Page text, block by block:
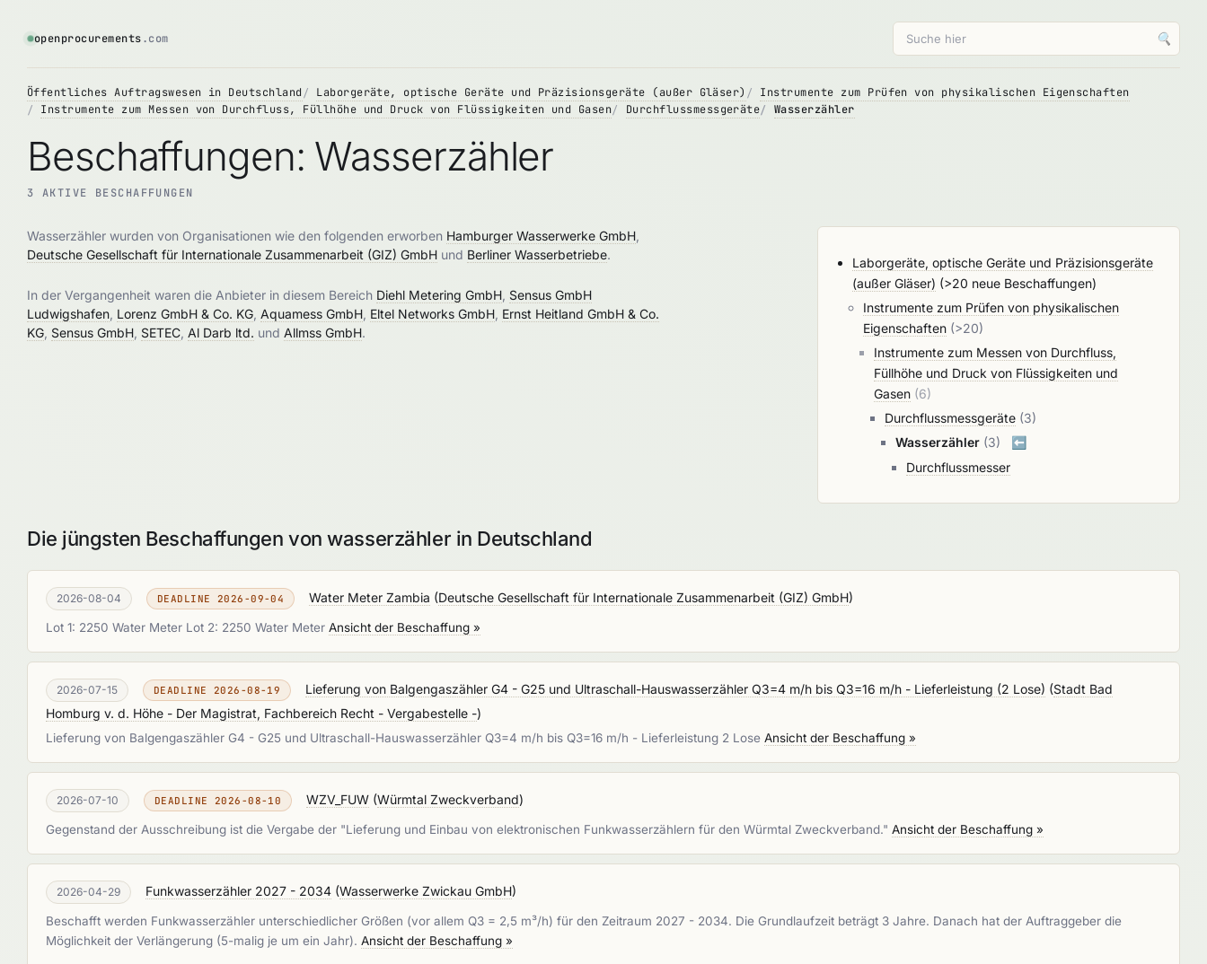
openprocurements.com 🔍
Öffentliches Auftragswesen in Deutschland Laborgeräte, optische Geräte und Präzisionsgeräte (außer Gläser)
Instrumente zum Prüfen von physikalischen Eigenschaften
Instrumente zum Messen von Durchfluss, Füllhöhe und Druck von Flüssigkeiten und Gasen
Durchflussmessgeräte Wasserzähler
Beschaffungen: Wasserzähler
3 AKTIVE BESCHAFFUNGEN
Wasserzähler wurden von Organisationen wie den folgenden erworben Hamburger Wasserwerke GmbH
Deutsche Gesellschaft für Internationale Zusammenarbeit (GIZ) GmbH und Berliner Wasserbetriebe.
In der Vergangenheit waren die Anbieter in diesem Bereich Diehl Metering GmbH Sensus GmbH
Ludwigshafen Lorenz GmbH & Co. KG Aquamess GmbH Eltel Networks GmbH Ernst Heitland GmbH & Co.
KG Sensus GmbH SETEC Al Darb ltd. und Allmss GmbH.
Laborgeräte, optische Geräte und Präzisionsgeräte
(außer Gläser) (>20 neue Beschaffungen)
Instrumente zum Prüfen von physikalischen
Eigenschaften(>20)
Instrumente zum Messen von Durchfluss,
Füllhöhe und Druck von Flüssigkeiten und
Gasen(6)
Durchflussmessgeräte(3)
Wasserzähler(3) ⬅️
Durchflussmesser
Die jüngsten Beschaffungen von wasserzähler in Deutschland
2026-08-04 DEADLINE 2026-09-04 Water Meter Zambia (Deutsche Gesellschaft für Internationale Zusammenarbeit (GIZ) GmbH)
Lot 1: 2250 Water Meter Lot 2: 2250 Water Meter Ansicht der Beschaffung »
2026-07-15 DEADLINE 2026-08-19 Lieferung von Balgengaszähler G4 - G25 und Ultraschall-Hauswasserzähler Q3=4 m/h bis Q3=16 m/h - Lieferleistung (2 Lose) (Stadt Bad
Homburg v. d. Höhe - Der Magistrat, Fachbereich Recht - Vergabestelle -)
Lieferung von Balgengaszähler G4 - G25 und Ultraschall-Hauswasserzähler Q3=4 m/h bis Q3=16 m/h - Lieferleistung 2 Lose Ansicht der Beschaffung »
2026-07-10 DEADLINE 2026-08-10 WZV_FUW (Würmtal Zweckverband)
Gegenstand der Ausschreibung ist die Vergabe der "Lieferung und Einbau von elektronischen Funkwasserzählern für den Würmtal Zweckverband." Ansicht der Beschaffung »
2026-04-29 Funkwasserzähler 2027 - 2034 (Wasserwerke Zwickau GmbH)
Beschafft werden Funkwasserzähler unterschiedlicher Größen (vor allem Q3 = 2,5 m³/h) für den Zeitraum 2027 - 2034. Die Grundlaufzeit beträgt 3 Jahre. Danach hat der Auftraggeber die
Möglichkeit der Verlängerung (5-malig je um ein Jahr). Ansicht der Beschaffung »